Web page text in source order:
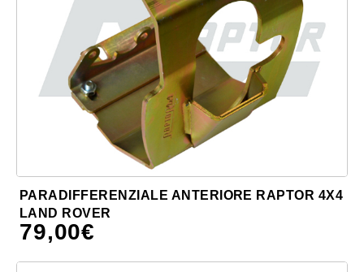
PARADIFFERENZIALE ANTERIORE RAPTOR 4X4
LAND ROVER
79,00€